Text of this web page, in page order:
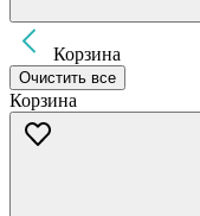
Корзина
Очистить все
Корзина